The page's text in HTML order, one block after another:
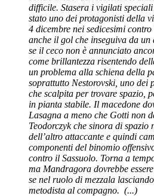
difficile. Stasera i vigilati
stato uno dei protagonisti della
4 dicembre nei sedicesimi
anche il gol che inseguiva da un
se il ceco non è annunciato
come brillantezza risentendo
un problema alla schiena della
soprattutto Nestorovski, uno dei
che scalpita per trovare spazio,
in pianta stabile. Il macedone
Lasagna a meno che Gotti non
Teodorczyk che sinora di spazio
dell’altro attaccante e quindi
componenti del binomio
contro il Sassuolo. Torna a
ma Mandragora dovrebbe
se nel ruolo di mezzala
metodista al compagno. (...)